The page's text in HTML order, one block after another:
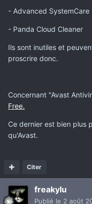
- Advanced SystemCare
- Panda Cloud Cleaner
Ils sont inutiles et
proscrire donc.
Concernant "Avast
Free.
Ce dernier est bien plus
qu'Avast.
Citer
freakylu
Publié le 2 août